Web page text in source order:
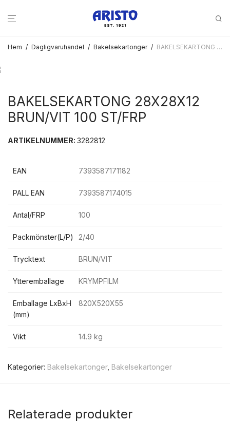
Hem / Dagligvaruhandel / Bakelsekartonger / BAKELSEKARTONG 28X28X12 BRUN/VIT 100 ST/FRP
BAKELSEKARTONG 28X28X12
BRUN/VIT 100 ST/FRP
ARTIKELNUMMER: 3282812
EAN 7393587171182
PALL EAN 7393587174015
Antal/FRP 100
Packmönster(L/P) 2/40
Trycktext BRUN/VIT
Ytteremballage KRYMPFILM
Emballage LxBxH
(mm)
820X520X55
Vikt 14.9 kg
Kategorier: Bakelsekartonger, Bakelsekartonger
Relaterade produkter